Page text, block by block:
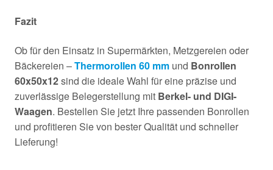
Fazit
Ob für den Einsatz in Supermärkten, Metzgereien oder
Bäckereien –Thermorollen 60 mm und Bonrollen
60x50x12sind die ideale Wahl für eine präzise und
zuverlässige Belegerstellung mit Berkel- und DIGI-
Waagen. Bestellen Sie jetzt Ihre passenden Bonrollen
und profitieren Sie von bester Qualität und schneller
Lieferung!